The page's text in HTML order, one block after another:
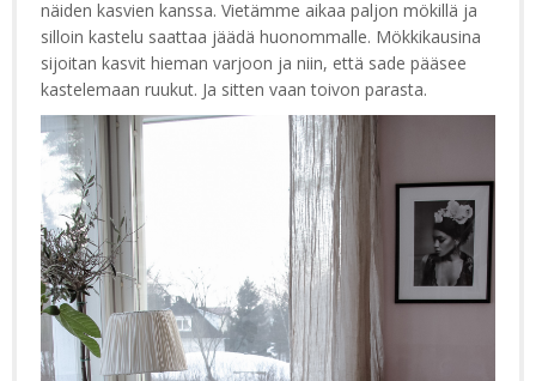
näiden kasvien kanssa. Vietämme aikaa paljon mökillä ja
silloin kastelu saattaa jäädä huonommalle. Mökkikausina
sijoitan kasvit hieman varjoon ja niin, että sade pääsee
kastelemaan ruukut. Ja sitten vaan toivon parasta.